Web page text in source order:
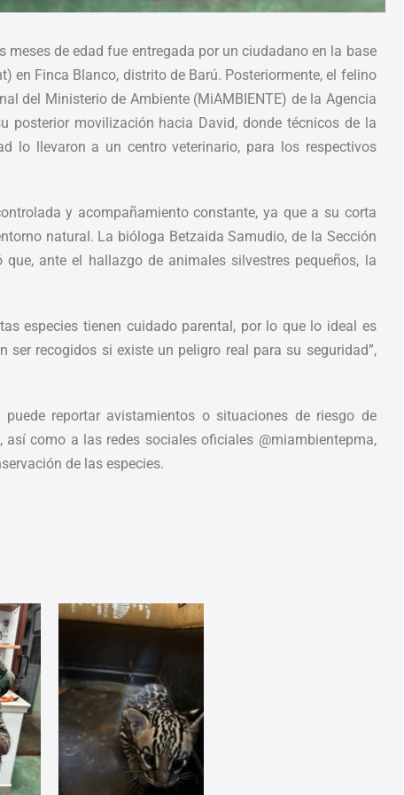
meses de edad fue entregada por un ciudadano en la base
en Finca Blanco, distrito de Barú. Posteriormente, el felino
del Ministerio de Ambiente (MiAMBIENTE) de la Agencia
posterior movilización hacia David, donde técnicos de la
lo llevaron a un centro veterinario, para los respectivos
y acompañamiento constante, ya que a su corta
natural. La bióloga Betzaida Samudio, de la Sección
ante el hallazgo de animales silvestres pequeños, la
especies tienen cuidado parental, por lo que lo ideal es
ser recogidos si existe un peligro real para su seguridad”,
reportar avistamientos o situaciones de riesgo de
como a las redes sociales oficiales @miambientepma,
de las especies.